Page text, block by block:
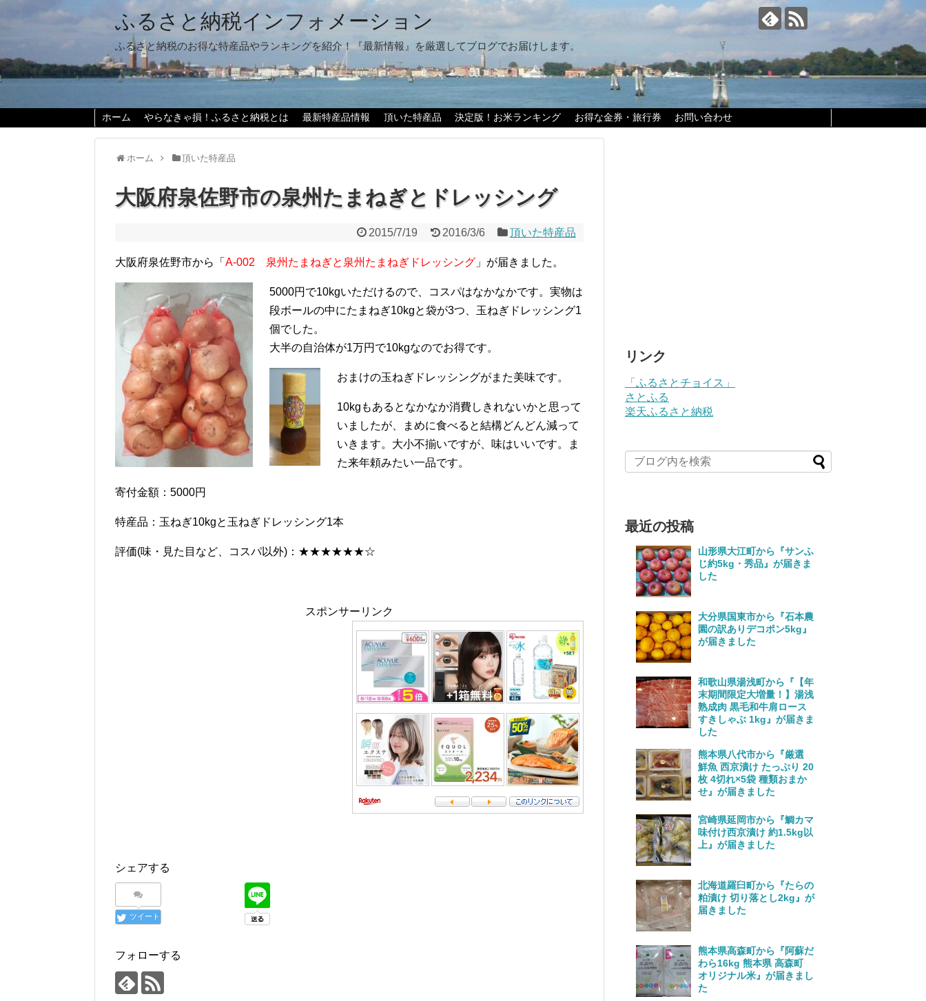
ふるさと納税インフォメーション
ふるさと納税のお得な特産品やランキングを紹介！『最新情報』を厳選してブログでお届けします。
ホーム やらなきゃ損！ふるさと納税とは 最新特産品情報 頂いた特産品 決定版！お米ランキング お得な金券・旅行券 お問い合わせ
ホーム 頂いた特産品
大阪府泉佐野市の泉州たまねぎとドレッシング
2015/7/19 2016/3/6 頂いた特産品
大阪府泉佐野市から「 A-002 泉州たまねぎと泉州たまねぎドレッシング 」が届きました。
5000円で10kgいただけるので、コスパはなかなかです。実物は
段ボールの中にたまねぎ10kgと袋が3つ、玉ねぎドレッシング1
個でした。
大半の自治体が1万円で10kgなのでお得です。
おまけの玉ねぎドレッシングがまた美味です。
10kgもあるとなかなか消費しきれないかと思って
いましたが、まめに食べると結構どんどん減って
いきます。大小不揃いですが、味はいいです。ま
た来年頼みたい一品です。
寄付金額：5000円
特産品：玉ねぎ10kgと玉ねぎドレッシング1本
評価(味・見た目など、コスパ以外)：★★★★★★☆
スポンサーリンク
シェアする
ツイート
フォローする
リンク
「ふるさとチョイス」
さとふる
楽天ふるさと納税
最近の投稿
山形県大江町から『サンふ
じ約5kg・秀品』が届きま
した
大分県国東市から『石本農
園の訳ありデコポン5kg』
が届きました
和歌山県湯浅町から『【年
末期間限定大増量！】湯浅
熟成肉 黒毛和牛肩ロース
すきしゃぶ 1kg』が届きま
した
熊本県八代市から『厳選
鮮魚 西京漬け たっぷり 20
枚 4切れ×5袋 種類おまか
せ』が届きました
宮崎県延岡市から『鯛カマ
味付け西京漬け 約1.5kg以
上』が届きました
北海道羅臼町から『たらの
粕漬け 切り落とし2kg』が
届きました
熊本県高森町から『阿蘇だ
わら16kg 熊本県 高森町
オリジナル米』が届きまし
た